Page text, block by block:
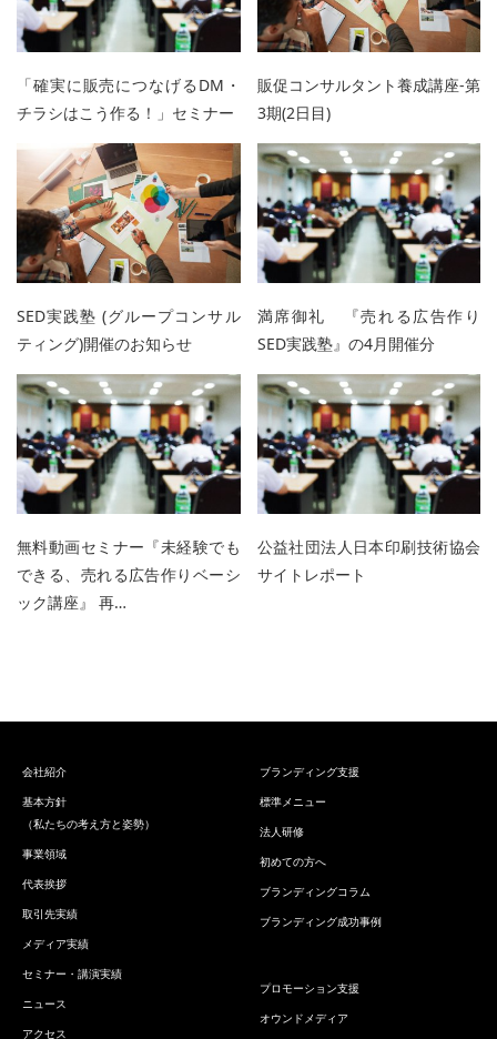
「確実に販売につなげるDM・
チラシはこう作る！」セミナー
販促コンサルタント養成講座-第
3期(2日目)
SED実践塾 (グループコンサル
ティング)開催のお知らせ
満席御礼 『売れる広告作り
SED実践塾』の4月開催分
無料動画セミナー『未経験でも
できる、売れる広告作りベーシ
ック講座』 再…
公益社団法人日本印刷技術協会
サイトレポート
会社紹介
基本方針
（私たちの考え方と姿勢）
事業領域
代表挨拶
取引先実績
メディア実績
セミナー・講演実績
ニュース
アクセス
ブランディング支援
標準メニュー
法人研修
初めての方へ
ブランディングコラム
ブランディング成功事例
プロモーション支援
オウンドメディア